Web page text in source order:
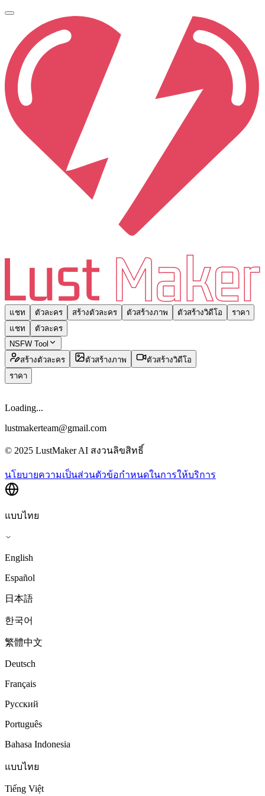
แชท ตัวละคร สร้างตัวละคร ตัวสร้างภาพ ตัวสร้างวิดีโอ
ราคา
แชท
ตัวละคร
NSFW Tool
สร้างตัวละคร
ตัวสร้างภาพ
ตัวสร้างวิดีโอ
ราคา
Loading...
lustmakerteam@gmail.com
© 2025 LustMaker AI สงวนลิขสิทธิ์
นโยบายความเป็นส่วนตัวข้อกำหนดในการให้บริการ
แบบไทย
English
Español
日本語
한국어
繁體中文
Deutsch
Français
Русский
Português
Bahasa Indonesia
แบบไทย
Tiếng Việt